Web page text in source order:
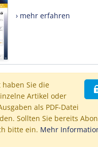
› mehr erfahren
Sie die
Artikel oder
als PDF-Datei
Sollten Sie bereits
bitte ein. Mehr